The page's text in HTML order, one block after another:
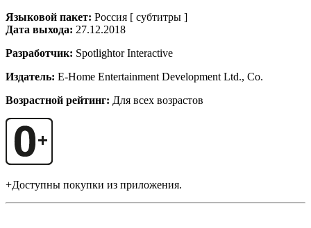
Языковой пакет: Россия [ субтитры ]
Дата выхода: 27.12.2018
Разработчик: Spotlightor Interactive
Издатель: E-Home Entertainment Development Ltd., Co.
Возрастной рейтинг: Для всех возрастов
+Доступны покупки из приложения.